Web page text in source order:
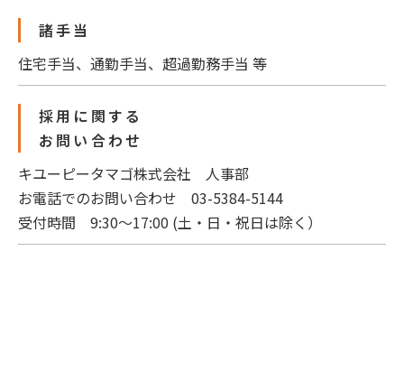
諸手当
住宅手当、通勤手当、超過勤務手当 等
採用に関する
お問い合わせ
キユーピータマゴ株式会社 人事部
お電話でのお問い合わせ 03-5384-5144
受付時間 9:30～17:00 (土・日・祝日は除く）